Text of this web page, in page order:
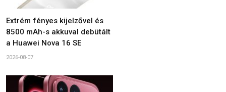
Extrém fényes kijelzővel és
8500 mAh-s akkuval debütált
a Huawei Nova 16 SE
2026-08-07